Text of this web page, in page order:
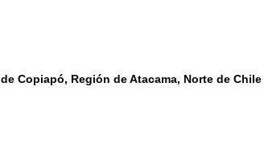
Copiapó, Región de Atacama, Norte de Chile